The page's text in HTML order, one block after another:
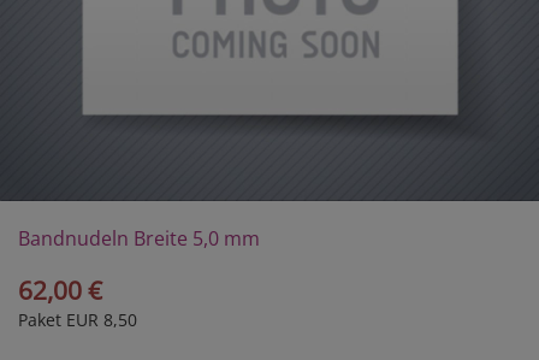
Bandnudeln Breite 5,0 mm
62,00 €
Paket EUR 8,50